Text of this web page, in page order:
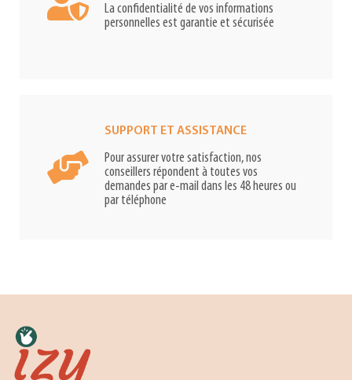
La confidentialité de vos informations
personnelles est garantie et sécurisée
SUPPORT ET ASSISTANCE
Pour assurer votre satisfaction, nos
conseillers répondent à toutes vos
demandes par e-mail dans les 48 heures ou
par téléphone